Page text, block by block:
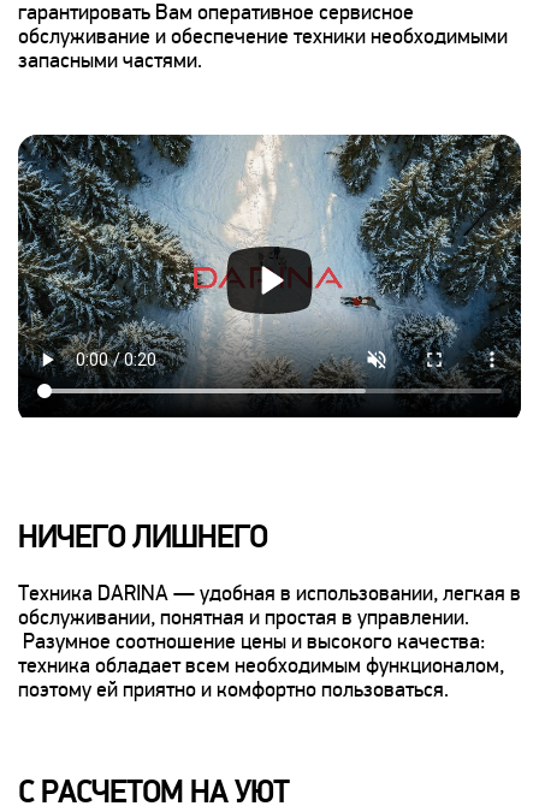
гарантировать Вам оперативное сервисное
обслуживание и обеспечение техники необходимыми
запасными частями.
НИЧЕГО ЛИШНЕГО
Техника DARINA — удобная в использовании, легкая в
обслуживании, понятная и простая в управлении.
Разумное соотношение цены и высокого качества:
техника обладает всем необходимым функционалом,
поэтому ей приятно и комфортно пользоваться.
С РАСЧЕТОМ НА УЮТ